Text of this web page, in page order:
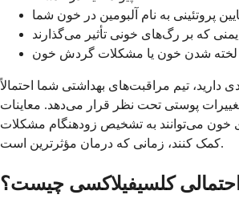
پروتئینی به نام آلبومین در خون شما
که بر رگ‌های خونی تأثیر می‌گذارند
لخته شدن خون یا مشکلات گردش خون
دارید، تیم مراقبت‌های بهداشتی شما احتمالاً
پوستی تحت نظر قرار می‌دهد. معاینات
خون می‌توانند به تشخیص زودهنگام مشکلات
کمک کنند، زمانی که درمان مؤثرترین است.
کلسيفیلاکسی چیست؟